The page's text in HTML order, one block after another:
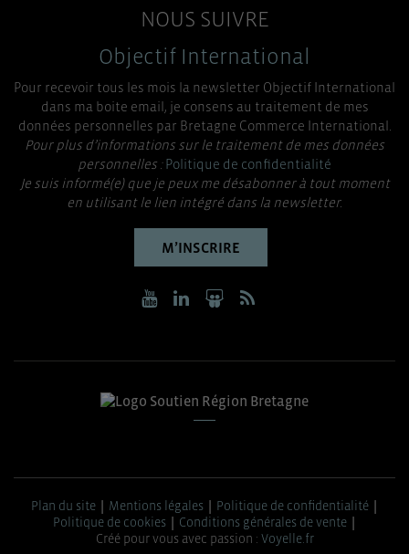
NOUS SUIVRE
Objectif International
Pour recevoir tous les mois la newsletter Objectif International
dans ma boite email, je consens au traitement de mes
données personnelles par Bretagne Commerce International.
Pour plus d’informations sur le traitement de mes données
personnelles :Politique de confidentialité
Je suis informé(e) que je peux me désabonner à tout moment
en utilisant le lien intégré dans la newsletter.
M’INSCRIRE
Plan du site Mentions légales
Politique de confidentialité
Politique de cookies
Conditions générales de vente
Créé pour vous avec passion : Voyelle.fr